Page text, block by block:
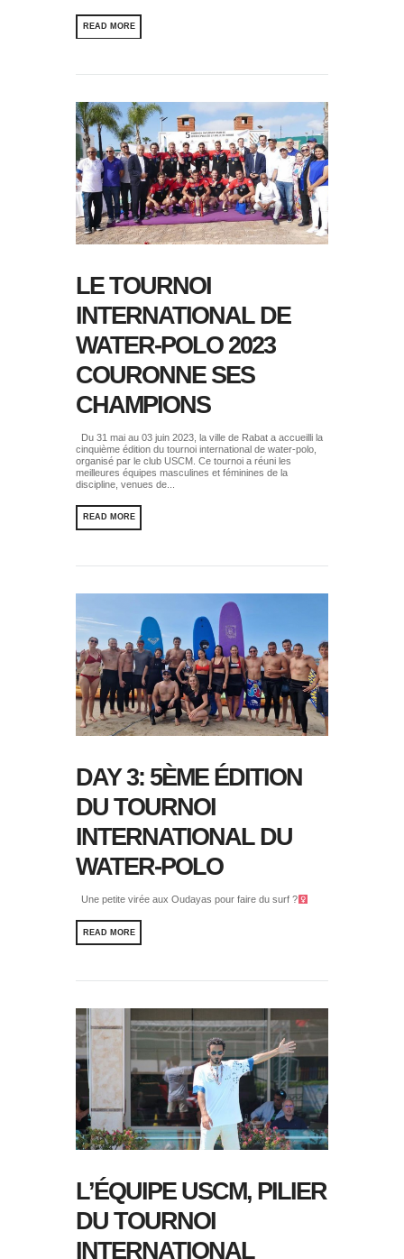
READ MORE
LE TOURNOI
INTERNATIONAL DE
WATER-POLO 2023
COURONNE SES
CHAMPIONS
Du 31 mai au 03 juin 2023, la ville de Rabat a accueilli la
cinquième édition du tournoi international de water-polo,
organisé par le club USCM. Ce tournoi a réuni les
meilleures équipes masculines et féminines de la
discipline, venues de...
READ MORE
DAY 3: 5ÈME ÉDITION
DU TOURNOI
INTERNATIONAL DU
WATER-POLO
Une petite virée aux Oudayas pour faire du surf ?‍
READ MORE
L’ÉQUIPE USCM, PILIER
DU TOURNOI
INTERNATIONAL